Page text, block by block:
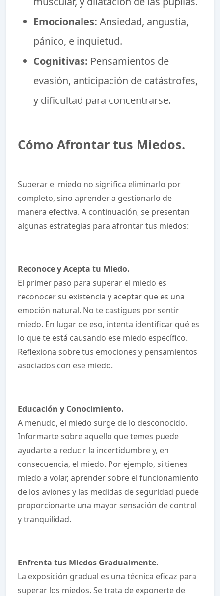
Emocionales: Ansiedad, angustia,
pánico, e inquietud.
Cognitivas: Pensamientos de
evasión, anticipación de catástrofes,
y dificultad para concentrarse.
Cómo Afrontar tus Miedos.
Superar el miedo no significa eliminarlo por
completo, sino aprender a gestionarlo de
manera efectiva. A continuación, se presentan
algunas estrategias para afrontar tus miedos:
Reconoce y Acepta tu Miedo.
El primer paso para superar el miedo es
reconocer su existencia y aceptar que es una
emoción natural. No te castigues por sentir
miedo. En lugar de eso, intenta identificar qué es
lo que te está causando ese miedo específico.
Reflexiona sobre tus emociones y pensamientos
asociados con ese miedo.
Educación y Conocimiento.
A menudo, el miedo surge de lo desconocido.
Informarte sobre aquello que temes puede
ayudarte a reducir la incertidumbre y, en
consecuencia, el miedo. Por ejemplo, si tienes
miedo a volar, aprender sobre el funcionamiento
de los aviones y las medidas de seguridad puede
proporcionarte una mayor sensación de control
y tranquilidad.
Enfrenta tus Miedos Gradualmente.
La exposición gradual es una técnica eficaz para
superar los miedos. Se trata de exponerte de